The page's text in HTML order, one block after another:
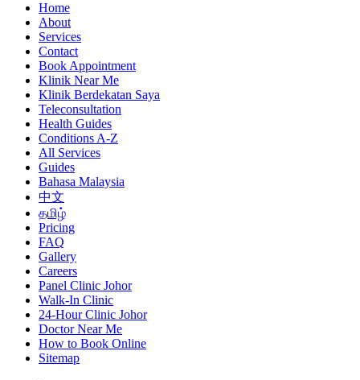
Home
About
Services
Contact
Book Appointment
Klinik Near Me
Klinik Berdekatan Saya
Teleconsultation
Health Guides
Conditions A-Z
All Services
Guides
Bahasa Malaysia
中文
தமிழ்
Pricing
FAQ
Gallery
Careers
Panel Clinic Johor
Walk-In Clinic
24-Hour Clinic Johor
Doctor Near Me
How to Book Online
Sitemap